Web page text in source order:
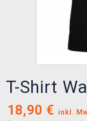
T-Shirt
18,90 €
inkl.